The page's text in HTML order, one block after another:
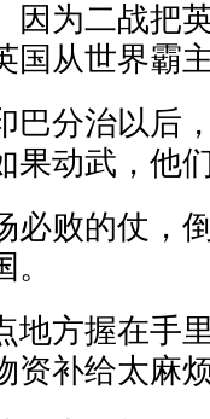
因为二战把
国从世界霸
巴分治以后
果动武，他
必败的仗，
地方握在手
资补给太麻